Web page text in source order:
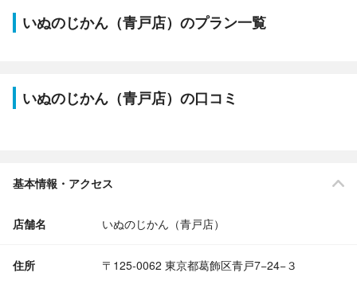
いぬのじかん（青戸店）のプラン一覧
いぬのじかん（青戸店）の口コミ
基本情報・アクセス
店舗名 いぬのじかん（青戸店）
住所 〒125-0062 東京都葛飾区青戸7−24−３